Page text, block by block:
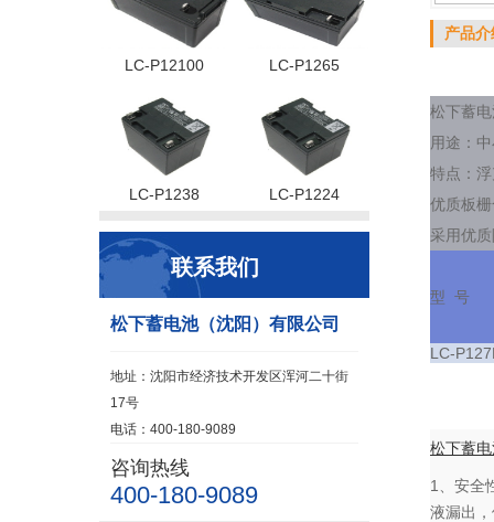
LC-P12100 LC-P1265
LC-P1238 LC-P1224
联系我们
松下蓄电池（沈阳）有限公司
地址：沈阳市经济技术开发区浑河二十街
17号
电话：400-180-9089
咨询热线
400-180-9089
产品介
松下蓄
用途：
特点：
优质板
采用优
型 号
LC-
松下蓄
1、安全
液漏出